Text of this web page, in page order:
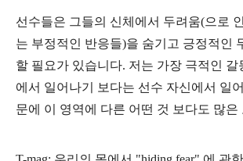
선수들은 그들의 신체에서 두려움(으로
는 부정적인 반응들)을 숨기고 긍정적인
할 필요가 있습니다. 저는 가장 극적인 갈
에서 일어나기 보다는 선수 자신에서 일
문에 이 영역에 다른 어떤 것 보다도 많은